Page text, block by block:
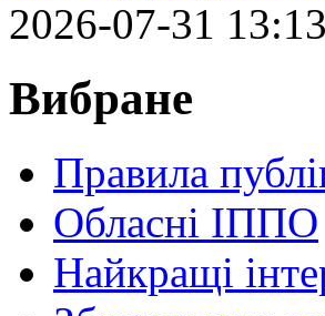
2026-07-31 13:13
Вибране
Правила
Обласні ІППО
Найкращі